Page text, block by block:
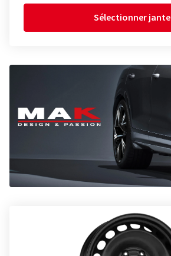
Sélectionner jante